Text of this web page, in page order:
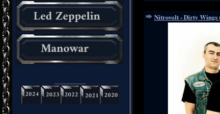
Nitrovolt - Dirty Wings